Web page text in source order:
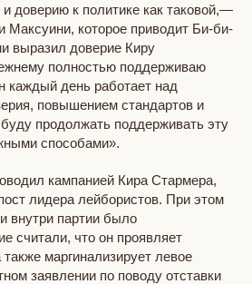
доверию к политике как таковой,—
Максуини, которое приводит Би-би-
выразил доверие Киру
полностью поддерживаю
каждый день работает над
повышением стандартов и
продолжать поддерживать эту
способами».
кампанией Кира Стармера,
лидера лейбористов. При этом
внутри партии было
считали, что он проявляет
маргинализирует левое
заявлении по поводу отставки